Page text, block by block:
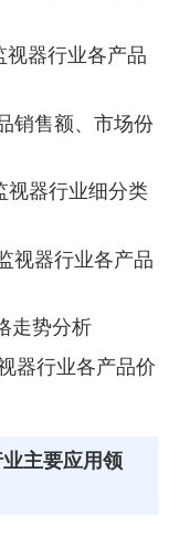
器行业各产品
销售额、市场份
视器行业细分类
视器行业各产品
走势分析
器行业各产品价
主要应用领